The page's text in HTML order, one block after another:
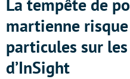
martienne
particules sur
d’InSight